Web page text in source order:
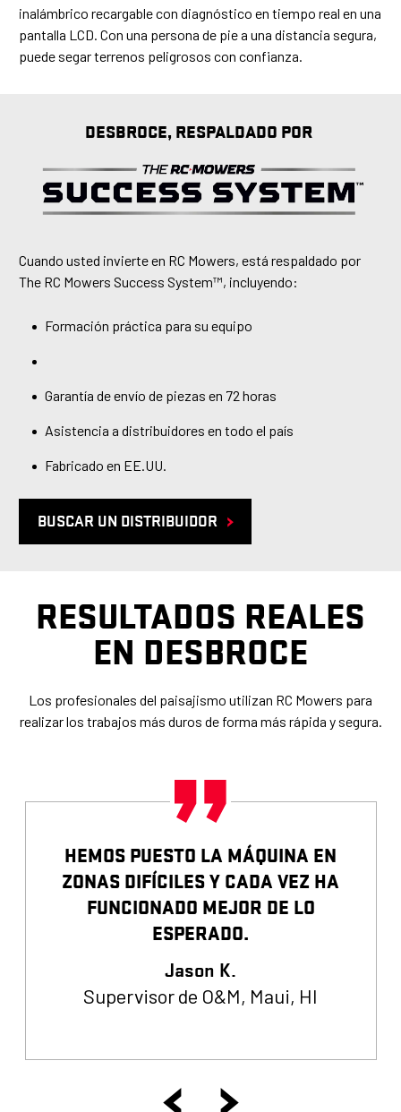
inalámbrico recargable con diagnóstico en tiempo real en una
pantalla LCD. Con una persona de pie a una distancia segura,
puede segar terrenos peligrosos con confianza.
DESBROCE, RESPALDADO POR
Cuando usted invierte en RC Mowers, está respaldado por
The RC Mowers Success System™, incluyendo:
Formación práctica para su equipo
Garantía de envío de piezas en 72 horas
Asistencia a distribuidores en todo el país
Fabricado en EE.UU.
BUSCAR UN DISTRIBUIDOR
RESULTADOS REALES
EN DESBROCE
Los profesionales del paisajismo utilizan RC Mowers para
realizar los trabajos más duros de forma más rápida y segura.
HEMOS PUESTO LA MÁQUINA EN
ZONAS DIFÍCILES Y CADA VEZ HA
FUNCIONADO MEJOR DE LO
ESPERADO.
Jason K.
Supervisor de O&M, Maui, HI